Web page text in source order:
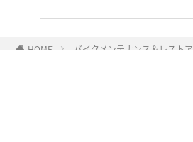
HOME バイクメンテナンス＆レストア